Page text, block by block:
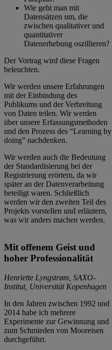
Wie geht man mit
Datensätzen um, die
zwischen qualitativer und
quantitativer
Datenerhebung oszillieren?
Der Vortrag wird diese Fragen
beleuchten.
Wir werden unsere Erfahrungen
mit der Einbindung des
Publikums und der Verbreitung
von Daten teilen. Wir werden
über unsere Erfassungsmethoden
und den Prozess des “Learning by
doing” nachdenken.
Wir werden auch die Bedeutung
der Standardisierung bei der
Registrierung erörtern, da wir
später an der Datenverarbeitung
beteiligt waren. Schließlich
werden wir den zweiten Teil des
Projekts vorstellen und erläutern,
was wir anders machen werden.
Mit offenem Geist und
hoher Professionalität
Henriette Lyngstrøm, SAXO-
Institut, Universität Kopenhagen
In den Jahren zwischen 1992 und
2014 habe ich mehrere
Experimente zur Gewinnung und
zum Schmieden von Mooreisen
durchgeführt.